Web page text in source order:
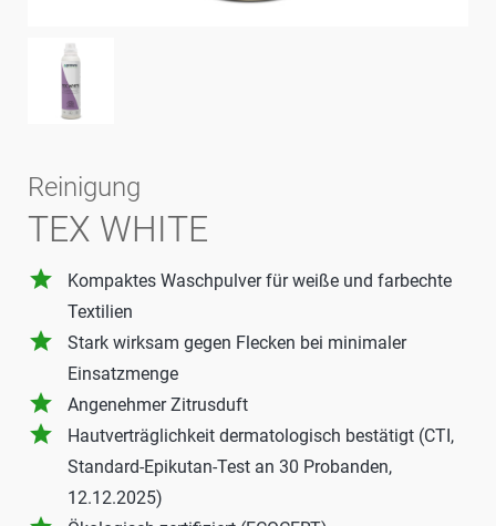
Reinigung
TEX WHITE
grade
Kompaktes Waschpulver für weiße und farbechte
Textilien
grade
Stark wirksam gegen Flecken bei minimaler
Einsatzmenge
grade Angenehmer Zitrusduft
grade
Hautverträglichkeit dermatologisch bestätigt (CTI,
Standard-Epikutan-Test an 30 Probanden,
12.12.2025)